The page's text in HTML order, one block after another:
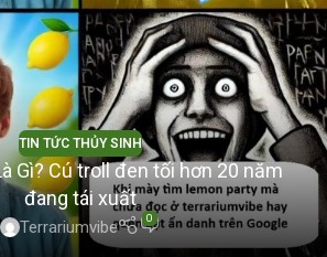
TIN TỨC THỦY SINH
Gì? Cú troll đen tối hơn 20 năm
đang tái xuất
Terrariumvibe 0